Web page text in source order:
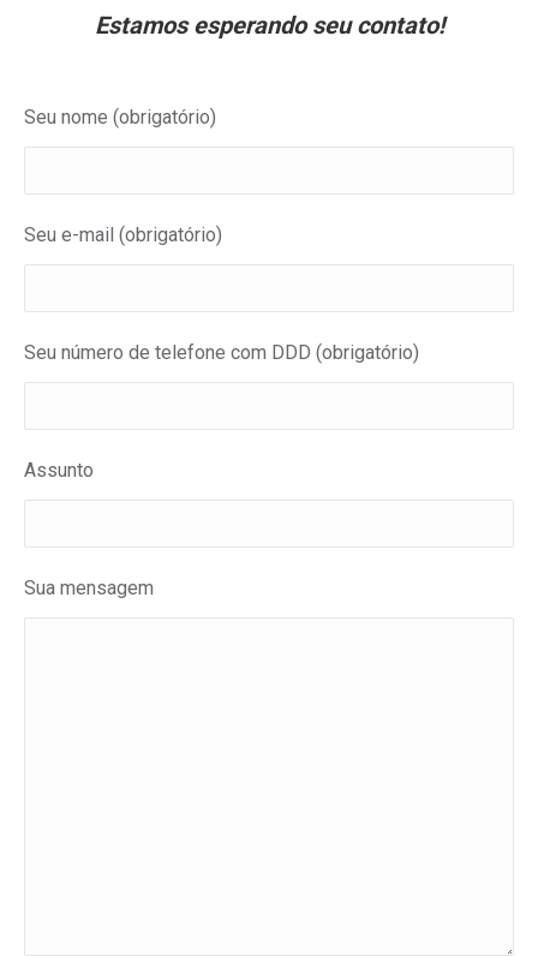
Estamos esperando seu contato!
Seu nome (obrigatório)
Seu e-mail (obrigatório)
Seu número de telefone com DDD (obrigatório)
Assunto
Sua mensagem